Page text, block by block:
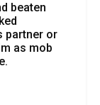
beaten
partner or
as mob